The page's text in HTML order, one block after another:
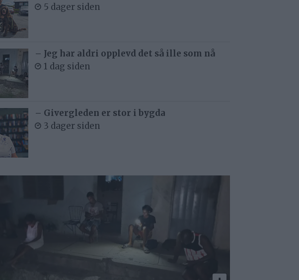
5 dager siden
– Jeg har aldri opplevd det så ille som nå
1 dag siden
– Givergleden er stor i bygda
3 dager siden